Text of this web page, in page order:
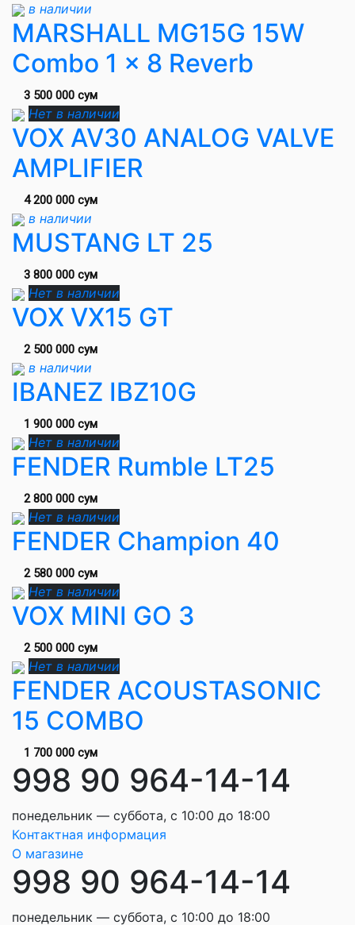
в наличии
MARSHALL MG15G 15W
Combo 1 x 8 Reverb
3 500 000 сум
Нет в наличии
VOX AV30 ANALOG VALVE
AMPLIFIER
4 200 000 сум
в наличии
MUSTANG LT 25
3 800 000 сум
Нет в наличии
VOX VX15 GT
2 500 000 сум
в наличии
IBANEZ IBZ10G
1 900 000 сум
Нет в наличии
FENDER Rumble LT25
2 800 000 сум
Нет в наличии
FENDER Champion 40
2 580 000 сум
Нет в наличии
VOX MINI GO 3
2 500 000 сум
Нет в наличии
FENDER ACOUSTASONIC
15 COMBO
1 700 000 сум
998 90 964-14-14
понедельник — суббота, с 10:00 до 18:00
Контактная информация
О магазине
998 90 964-14-14
понедельник — суббота, с 10:00 до 18:00